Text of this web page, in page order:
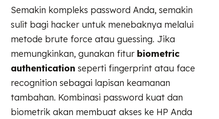
Semakin kompleks password Anda, semakin
sulit bagi hacker untuk menebaknya melalui
metode brute force atau guessing. Jika
memungkinkan, gunakan fitur biometric
authentication seperti fingerprint atau face
recognition sebagai lapisan keamanan
tambahan. Kombinasi password kuat dan
biometrik akan membuat akses ke HP Anda